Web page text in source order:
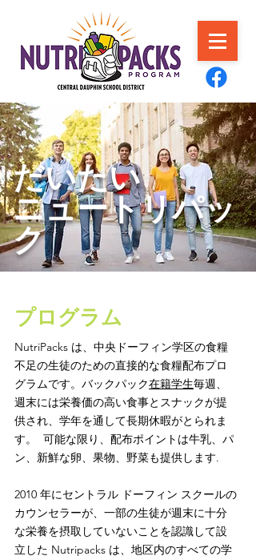
だいたい
ニュートリパッ
ク
プログラム
NutriPacks は、中央ドーフィン学区の食糧
不足の生徒のための直接的な食糧配布プロ
グラムです。バックパック在籍学生毎週、
週末には栄養価の高い食事とスナックが提
供され、学年を通して長期休暇がとられま
す。 可能な限り、配布ポイントは牛乳、パ
ン、新鮮な卵、果物、野菜も提供します.
2010 年にセントラル ドーフィン スクールの
カウンセラーが、一部の生徒が週末に十分
な栄養を摂取していないことを認識して設
立した Nutripacks は、地区内のすべての学